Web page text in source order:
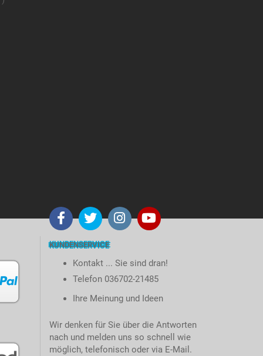
KUNDENSERVICE
Kontakt ... Sie sind dran!
Telefon 036702-21485
Ihre Meinung und Ideen
Wir denken für Sie über die Antworten
nach und melden uns so schnell wie
möglich, telefonisch oder via E-Mail.